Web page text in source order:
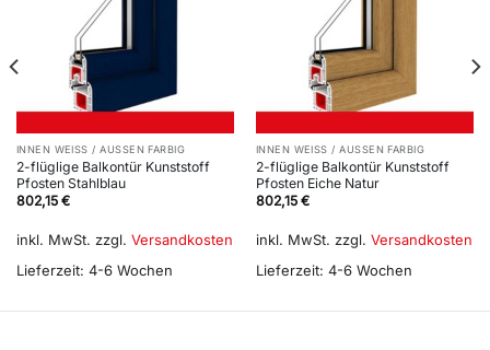
INNEN WEISS / AUSSEN FARBIG
2-flüglige Balkontür Kunststoff
Pfosten Stahlblau
802,15 €
inkl. MwSt. zzgl. Versandkosten
Lieferzeit: 4-6 Wochen
INNEN WEISS / AUSSEN FARBIG
2-flüglige Balkontür Kunststoff
Pfosten Eiche Natur
802,15 €
inkl. MwSt. zzgl. Versandkosten
Lieferzeit: 4-6 Wochen